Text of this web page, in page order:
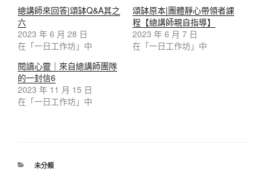
總講師來回答|頌缽Q&A其之
六
2023 年 6 月 28 日
在「一日工作坊」中
頌缽原本|團體靜心帶領者課
程【總講師親自指導】
2023 年 6 月 7 日
在「一日工作坊」中
閱讀心靈｜來自總講師團隊
的一封信6
2023 年 11 月 15 日
在「一日工作坊」中
分
未分類